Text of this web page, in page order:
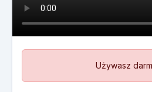
Używasz